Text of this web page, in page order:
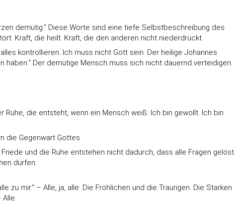
demütig.“ Diese Worte sind eine tiefe Selbstbeschreibung des
Kraft, die heilt. Kraft, die den anderen nicht niederdrückt.
kontrollieren. Ich muss nicht Gott sein. Der heilige Johannes
Der demütige Mensch muss sich nicht dauernd verteidigen.
die entsteht, wenn ein Mensch weiß: Ich bin gewollt. Ich bin
die Gegenwart Gottes.
und die Ruhe entstehen nicht dadurch, dass alle Fragen gelöst
dürfen.
mir.“ – Alle, ja, alle: Die Fröhlichen und die Traurigen. Die Starken